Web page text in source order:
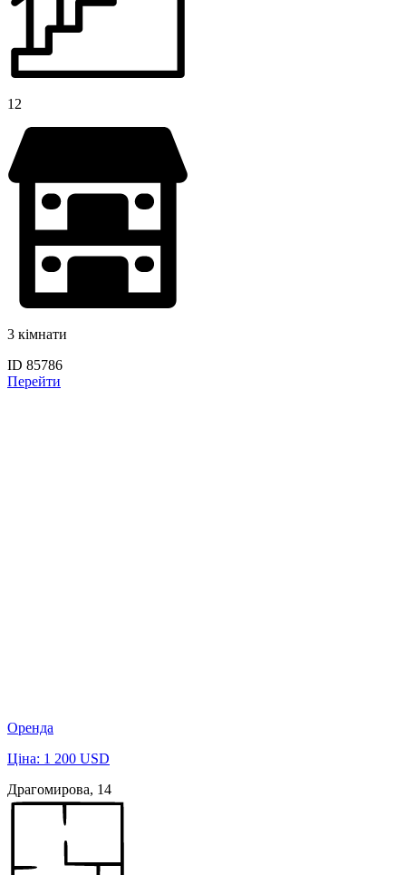
12
3 кімнати
ID 85786
Перейти
Оренда
Ціна: 1 200 USD
Драгомирова, 14